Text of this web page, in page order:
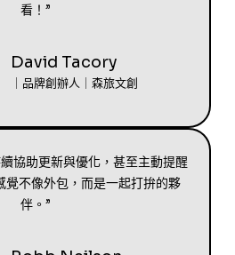
看！”
David Tacory
｜品牌創辦人｜森旅文創
協助更新與優化，甚至主動提醒
覺不像外包，而是一起打拚的夥
伴。”